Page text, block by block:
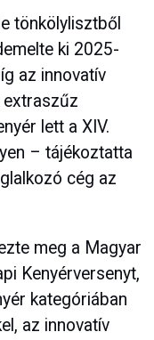
tönkölylisztből
ki 2025-
az innovatív
extraszűz
lett a XIV.
– tájékoztatta
cég az
meg a Magyar
Kenyérversenyt,
kategóriában
az innovatív